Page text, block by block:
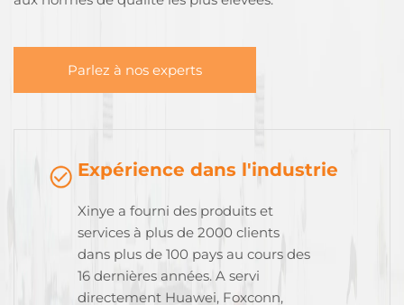
Parlez à nos experts
Expérience dans l'industrie
Xinye a fourni des produits et
services à plus de 2000 clients
dans plus de 100 pays au cours des
16 dernières années. A servi
directement Huawei, Foxconn,